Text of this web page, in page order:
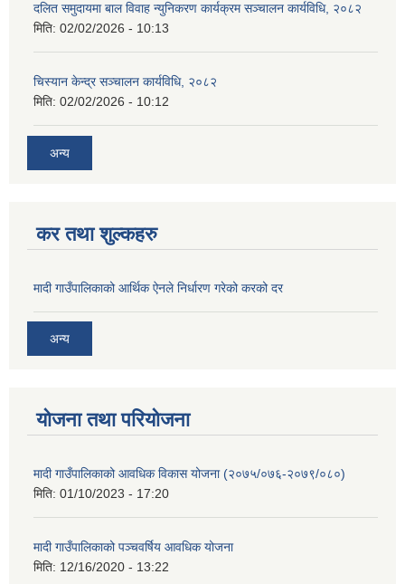
दलित समुदायमा बाल विवाह न्युनिकरण कार्यक्रम सञ्‍चालन कार्यविधि, २०८२
मिति: 02/02/2026 - 10:13
चिस्यान केन्द्र सञ्‍चालन कार्यविधि, २०८२
मिति: 02/02/2026 - 10:12
अन्य
कर तथा शुल्कहरु
मादी गाउँपालिकाको आर्थिक ऐनले निर्धारण गरेको करको दर
अन्य
योजना तथा परियोजना
मादी गाउँपालिकाको आवधिक विकास योजना (२०७५/०७६-२०७९/०८०)
मिति: 01/10/2023 - 17:20
मादी गाउँपालिकाको पञ्चवर्षिय आवधिक योजना
मिति: 12/16/2020 - 13:22